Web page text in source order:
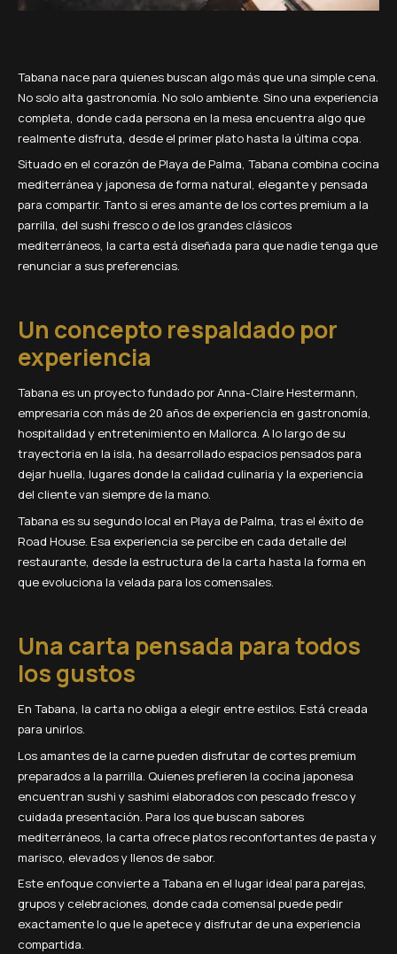
Tabana nace para quienes buscan algo más que una simple cena.
No solo alta gastronomía. No solo ambiente. Sino una experiencia
completa, donde cada persona en la mesa encuentra algo que
realmente disfruta, desde el primer plato hasta la última copa.
Situado en el corazón de Playa de Palma, Tabana combina cocina
mediterránea y japonesa de forma natural, elegante y pensada
para compartir. Tanto si eres amante de los cortes premium a la
parrilla, del sushi fresco o de los grandes clásicos
mediterráneos, la carta está diseñada para que nadie tenga que
renunciar a sus preferencias.
Un concepto respaldado por
experiencia
Tabana es un proyecto fundado por Anna-Claire Hestermann,
empresaria con más de 20 años de experiencia en gastronomía,
hospitalidad y entretenimiento en Mallorca. A lo largo de su
trayectoria en la isla, ha desarrollado espacios pensados para
dejar huella, lugares donde la calidad culinaria y la experiencia
del cliente van siempre de la mano.
Tabana es su segundo local en Playa de Palma, tras el éxito de
Road House. Esa experiencia se percibe en cada detalle del
restaurante, desde la estructura de la carta hasta la forma en
que evoluciona la velada para los comensales.
Una carta pensada para todos
los gustos
En Tabana, la carta no obliga a elegir entre estilos. Está creada
para unirlos.
Los amantes de la carne pueden disfrutar de cortes premium
preparados a la parrilla. Quienes prefieren la cocina japonesa
encuentran sushi y sashimi elaborados con pescado fresco y
cuidada presentación. Para los que buscan sabores
mediterráneos, la carta ofrece platos reconfortantes de pasta y
marisco, elevados y llenos de sabor.
Este enfoque convierte a Tabana en el lugar ideal para parejas,
grupos y celebraciones, donde cada comensal puede pedir
exactamente lo que le apetece y disfrutar de una experiencia
compartida.